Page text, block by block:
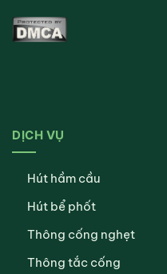
DỊCH VỤ
Hút hầm cầu
Hút bể phốt
Thông cống nghẹt
Thông tắc cống